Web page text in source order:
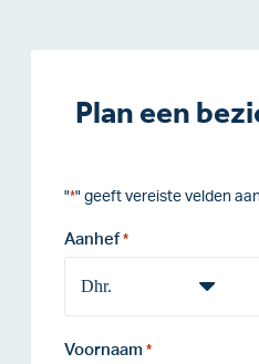
Plan een
"*" geeft vereiste velden aan
Aanhef *
Voornaam *